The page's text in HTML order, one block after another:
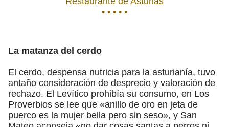
• • • • •
La matanza del cerdo
El cerdo, despensa nutricia para la asturianía, tuvo
antaño consideración de desprecio y valoración de
rechazo. El Levítico prohibía su consumo, en Los
Proverbios se lee que «anillo de oro en jeta de
puerco es la mujer bella pero sin seso», y San